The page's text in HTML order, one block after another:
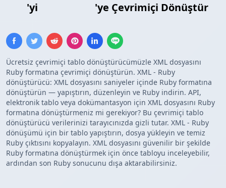
'yi 'ye Çevrimiçi Dönüştür
Ücretsiz çevrimiçi tablo dönüştürücümüzle XML dosyasını
Ruby formatına çevrimiçi dönüştürün. XML - Ruby
dönüştürücü: XML dosyasını saniyeler içinde Ruby formatına
dönüştürün — yapıştırın, düzenleyin ve Ruby indirin. API,
elektronik tablo veya dokümantasyon için XML dosyasını Ruby
formatına dönüştürmeniz mi gerekiyor? Bu çevrimiçi tablo
dönüştürücü verilerinizi tarayıcınızda gizli tutar. XML - Ruby
dönüşümü için bir tablo yapıştırın, dosya yükleyin ve temiz
Ruby çıktısını kopyalayın. XML dosyasını güvenilir bir şekilde
Ruby formatına dönüştürmek için önce tabloyu inceleyebilir,
ardından son Ruby sonucunu dışa aktarabilirsiniz.